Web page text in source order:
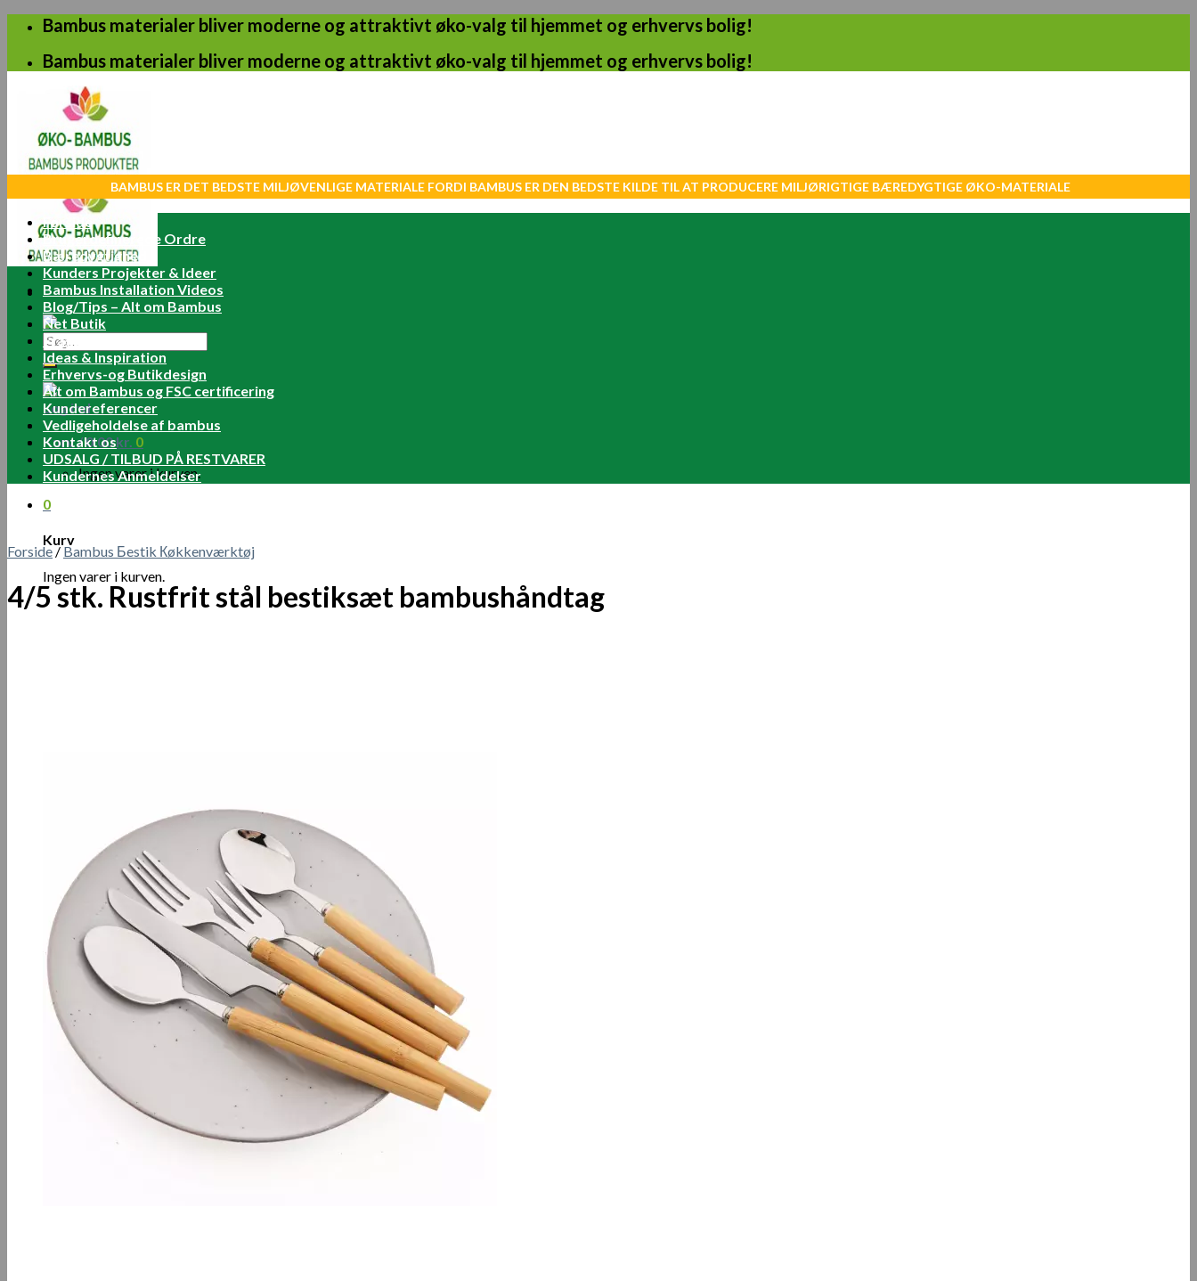
Skip
content
Bambus materialer bliver moderne og attraktivt øko-valg til hjemmet og erhvervs bolig!
Bambus materialer bliver moderne og attraktivt øko-valg til hjemmet og erhvervs bolig!
Søg
efter:
Log ind
Kurv /0.00kr. 0
Ingen varer i kurven.
0
Kurv
Ingen varer i kurven.
BAMBUS ER DET BEDSTE MILJØVENLIGE MATERIALE FORDI BAMBUS ER DEN BEDSTE KILDE TIL AT PRODUCERE MILJØRIGTIGE BÆREDYGTIGE ØKO-MATERIALE
Forside
Brugerdefinerede Ordre
Bæredygtighed
Kunders Projekter & Ideer
Bambus Installation Videos
Blog/Tips – Alt om Bambus
Net Butik
Fragt Betaling for Ordre
Ideas & Inspiration
Erhvervs-og Butikdesign
Alt om Bambus og FSC certificering
Kundereferencer
Vedligeholdelse af bambus
Kontakt os
UDSALG / TILBUD PÅ RESTVARER
Kundernes Anmeldelser
Forside/ Bambus Бestik Кøkkenværktøj
4/5 stk. Rustfrit stål bestiksæt bambushåndtag